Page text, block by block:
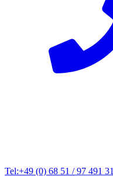
Tel:+49 (0) 68 51 / 97 491 31